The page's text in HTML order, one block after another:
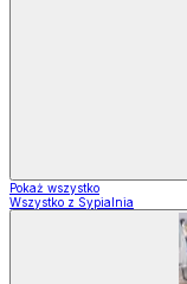
Pokaż wszystko
Wszystko z Sypialnia